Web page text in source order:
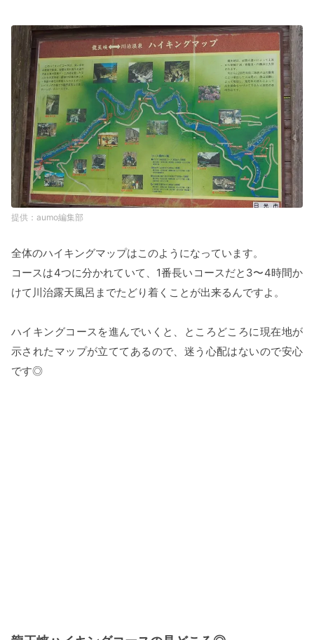
aumo編集部
全体のハイキングマップはこのようになっています。
コースは4つに分かれていて、1番長いコースだと3〜4時間か
けて川治露天風呂までたどり着くことが出来るんですよ。
ハイキングコースを進んでいくと、ところどころに現在地が
示されたマップが立ててあるので、迷う心配はないので安心
です◎